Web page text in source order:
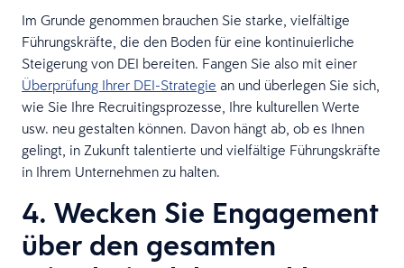
Im Grunde genommen brauchen Sie starke, vielfältige
Führungskräfte, die den Boden für eine kontinuierliche
Steigerung von DEI bereiten. Fangen Sie also mit einer
Überprüfung Ihrer DEI-Strategie an und überlegen Sie sich,
wie Sie Ihre Recruitingsprozesse, Ihre kulturellen Werte
usw. neu gestalten können. Davon hängt ab, ob es Ihnen
gelingt, in Zukunft talentierte und vielfältige Führungskräfte
in Ihrem Unternehmen zu halten.
4. Wecken Sie Engagement
über den gesamten